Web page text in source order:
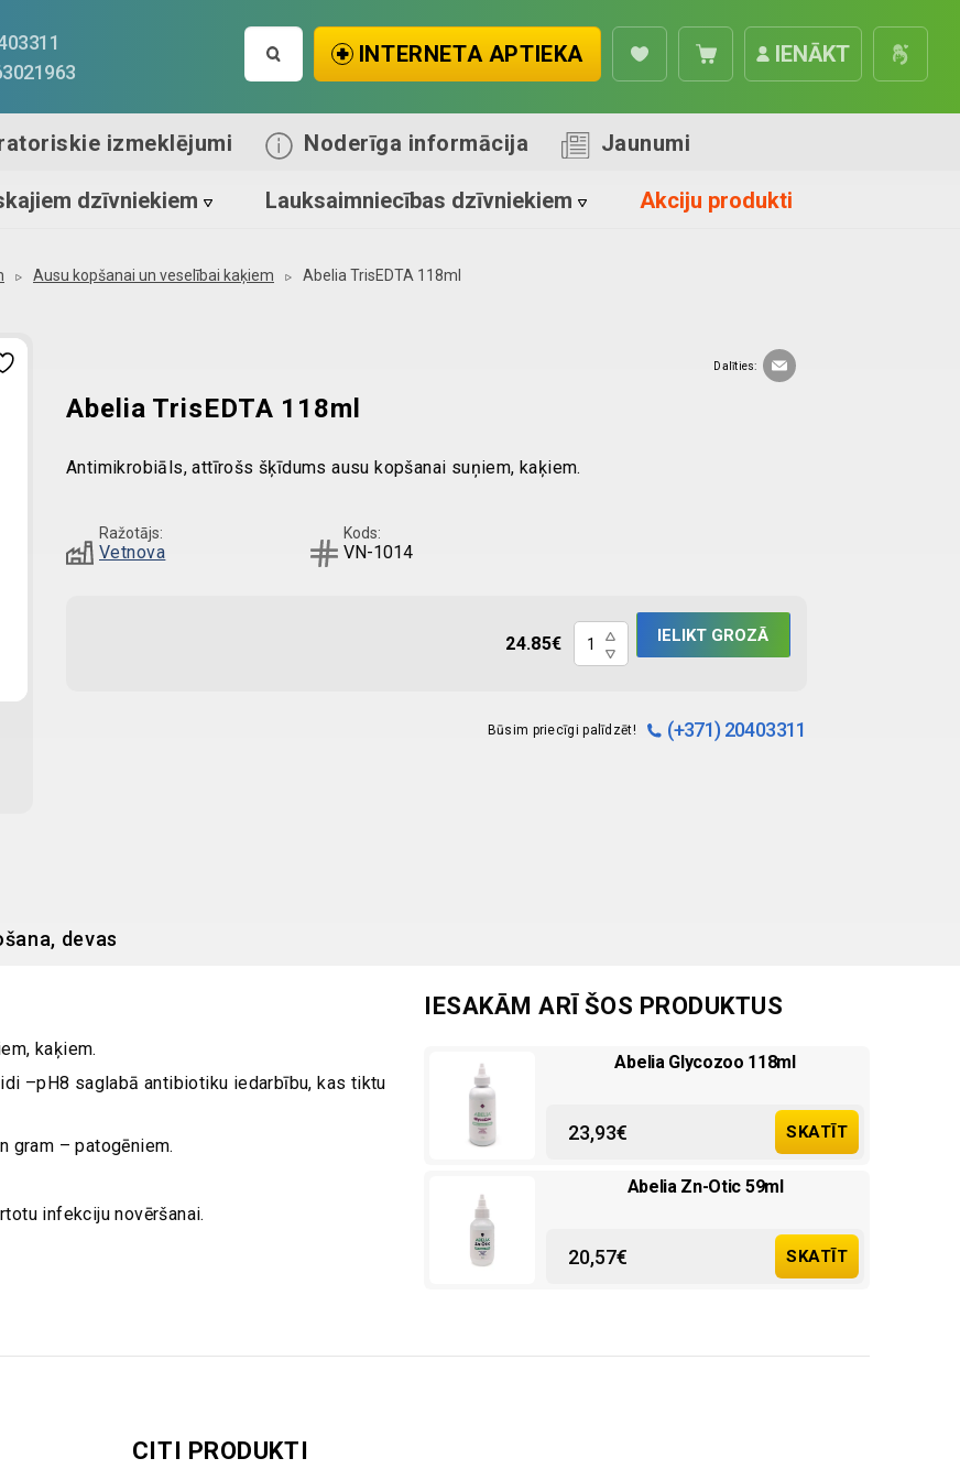
IENĀKT
INTERNETA APTIEKA
izmeklējumi Noderīga informācija Jaunumi
dzīvniekiem Lauksaimniecības dzīvniekiem Akciju produkti
Ausu kopšanai un veselībai kaķiem Abelia TrisEDTA 118ml
Dalīties:
Abelia TrisEDTA 118ml
Antimikrobiāls, attīrošs šķīdums ausu kopšanai suņiem, kaķiem.
Ražotājs:
Vetnova
Kods:
VN-1014
24.85€Abelia
TrisEDTA
IELIKT GROZĀ
Būsim priecīgi palīdzēt! (+371) 20403311
devas
kaķiem.
–pH8 saglabā antibiotiku iedarbību, kas tiktu
gram – patogēniem.
infekciju novēršanai.
IESAKĀM ARĪ ŠOS PRODUKTUS
Abelia Glycozoo 118ml
23,93€ SKATĪT
Abelia Zn-Otic 59ml
20,57€ SKATĪT
CITI PRODUKTI